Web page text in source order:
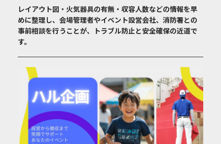
レイアウト図・火気器具の有無・収容人数などの情報を早
めに整理し、会場管理者やイベント設営会社、消防署との
事前相談を行うことが、トラブル防止と安全確保の近道で
す。